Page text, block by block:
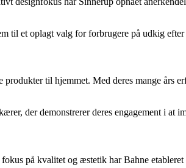
til et oplagt valg for forbrugere på udkig
til hjemmet. Med deres mange års
der demonstrerer deres engagement i
på kvalitet og æstetik har Bahne